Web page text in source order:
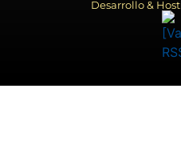
Desarrollo &